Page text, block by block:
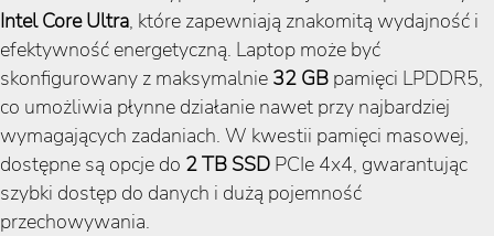
Intel Core Ultra, które zapewniają znakomitą wydajność i
efektywność energetyczną. Laptop może być
skonfigurowany z maksymalnie 32 GB pamięci LPDDR5,
co umożliwia płynne działanie nawet przy najbardziej
wymagających zadaniach. W kwestii pamięci masowej,
dostępne są opcje do 2 TB SSD PCIe 4x4, gwarantując
szybki dostęp do danych i dużą pojemność
przechowywania.